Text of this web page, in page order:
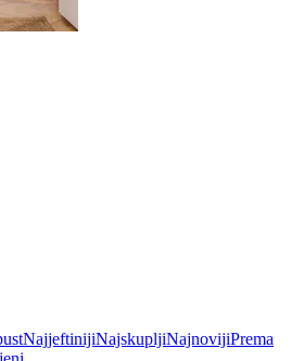
NajjeftinijiNajskupljiNajnovijiPrema